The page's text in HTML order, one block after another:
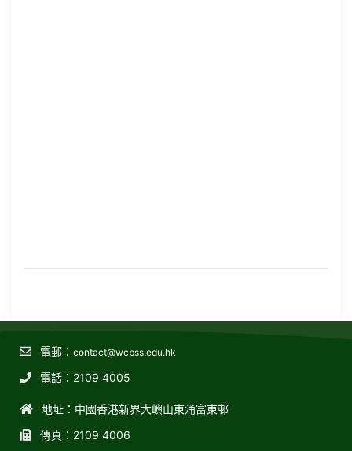
電郵： contact@wcbss.edu.hk
電話：2109 4005
地址：中國香港新界大嶼山東涌富東邨
傳真：2109 4006